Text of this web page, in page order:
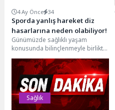
4 Ay Önce 34
Sporda yanlış hareket diz
hasarlarına neden olabiliyor!
Günümüzde sağlıklı yaşam
konusunda bilinçlenmeyle birlikte
spor yapan bireylerin sayısı her
geçen gün artıyor. Düzenli...
Sağlık